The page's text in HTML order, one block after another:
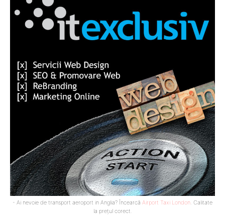
- Ai nevoie de transport aeroport in Anglia? Încearcă Airport Taxi London . Calitate
la prețul corect.